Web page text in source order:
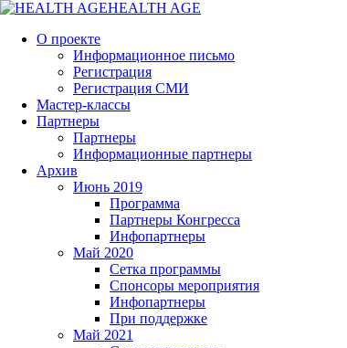
HEALTH AGE
О проекте
Информационное письмо
Регистрация
Регистрация СМИ
Мастер-классы
Партнеры
Партнеры
Информационные партнеры
Архив
Июнь 2019
Программа
Партнеры Конгресса
Инфопартнеры
Май 2020
Сетка программы
Спонсоры мероприятия
Инфопартнеры
При поддержке
Май 2021